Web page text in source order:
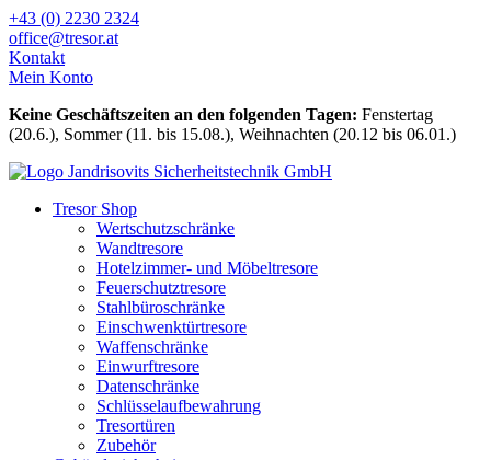
Zum
Inhalt
wechseln
+43 (0) 2230 2324
office@tresor.at
Kontakt
Mein Konto
Keine Geschäftszeiten an den folgenden Tagen: Fenstertag
(20.6.), Sommer (11. bis 15.08.), Weihnachten (20.12 bis 06.01.)
Tresor Shop
Wertschutzschränke
Wandtresore
Hotelzimmer- und Möbeltresore
Feuerschutztresore
Stahlbüroschränke
Einschwenktürtresore
Waffenschränke
Einwurftresore
Datenschränke
Schlüsselaufbewahrung
Tresortüren
Zubehör